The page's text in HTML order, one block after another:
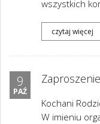
wszystkich
czytaj więcej
9
PAŹ
Kochani
W imieniu